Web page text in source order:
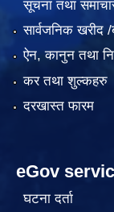
सूचना तथा
सार्वजनिक खरीद
ऐन, कानुन तथा
कर तथा शुल्कहरु
दरखास्त फारम
eGov
घटना दर्ता